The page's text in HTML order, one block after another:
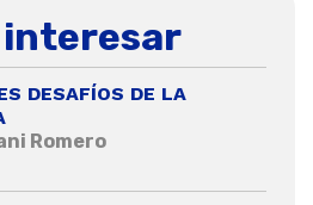
interesar
DESAFÍOS DE LA
Romero